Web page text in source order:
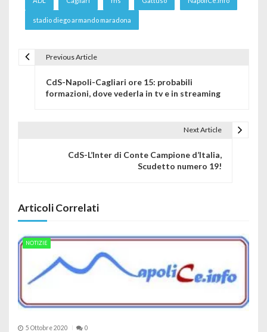
stadio diego armando maradona
Previous Article
CdS-Napoli-Cagliari ore 15: probabili
formazioni, dove vederla in tv e in streaming
Next Article
CdS-L’Inter di Conte Campione d’Italia,
Scudetto numero 19!
Articoli Correlati
NOTIZIE
5 Ottobre 2020 0